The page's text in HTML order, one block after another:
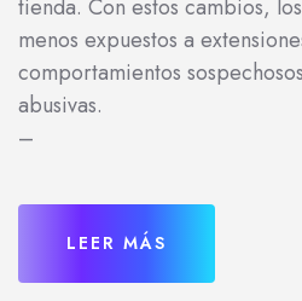
tienda. Con estos cambios,
menos expuestos a
comportamientos
abusivas.
–
LEER MÁS